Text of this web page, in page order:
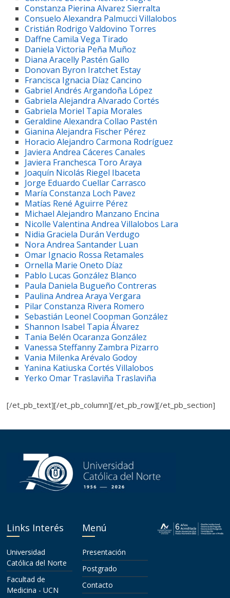
Constanza Pierina Alvarez Sierralta
Consuelo Alexandra Palmucci Villalobos
Cristián Rodrigo Valdovino Torres
Daffne Camila Vega Tirado
Daniela Victoria Peña Muñoz
Diana Aracelly Pastén Gallo
Donovan Byron Iratchet Estay
Francisca Ignacia Díaz Cancino
Gabriel Andrés Argandoña López
Gabriela Alejandra Alvarado Cortés
Gabriela Moriel Tapia Morales
Geraldine Alexandra Collao Pastén
Gianina Alejandra Fischer Pérez
Horacio Alejandro Carmona Rodríguez
Javiera Andrea Cáceres Canales
Javiera Franchesca Toro Araya
Joaquín Nicolás Riegel Ibaceta
Jorge Eduardo Cuellar Carrasco
María Constanza Loch Pavez
Matías René Aguirre Pérez
Michael Alejandro Manzano Encina
Nicolle Valentina Andrea Villalobos Lara
Nidia Graciela Durán Verdugo
Nora Andrea Santander Luan
Omar Ignacio Rossa Retamales
Ornella Marie Oneto Díaz
Pablo Lucas González Blanco
Paula Daniela Bugueño Contreras
Paulina Andrea Araya Vergara
Pilar Constanza Rivera Romero
Sebastián Leonel Coopman González
Shannon Isabel Tapia Álvarez
Tania Belén Ocaranza González
Vanessa Steffanny Zambra Pizarro
Vania Milenka Arévalo Godoy
Yanina Katiuska Cortés Villalobos
Yerko Omar Traslaviña Traslaviña
[/et_pb_text][/et_pb_column][/et_pb_row][/et_pb_section]
Links Interés
Universidad
Católica del Norte
Facultad de
Medicina - UCN
Menú
Presentación
Postgrado
Contacto